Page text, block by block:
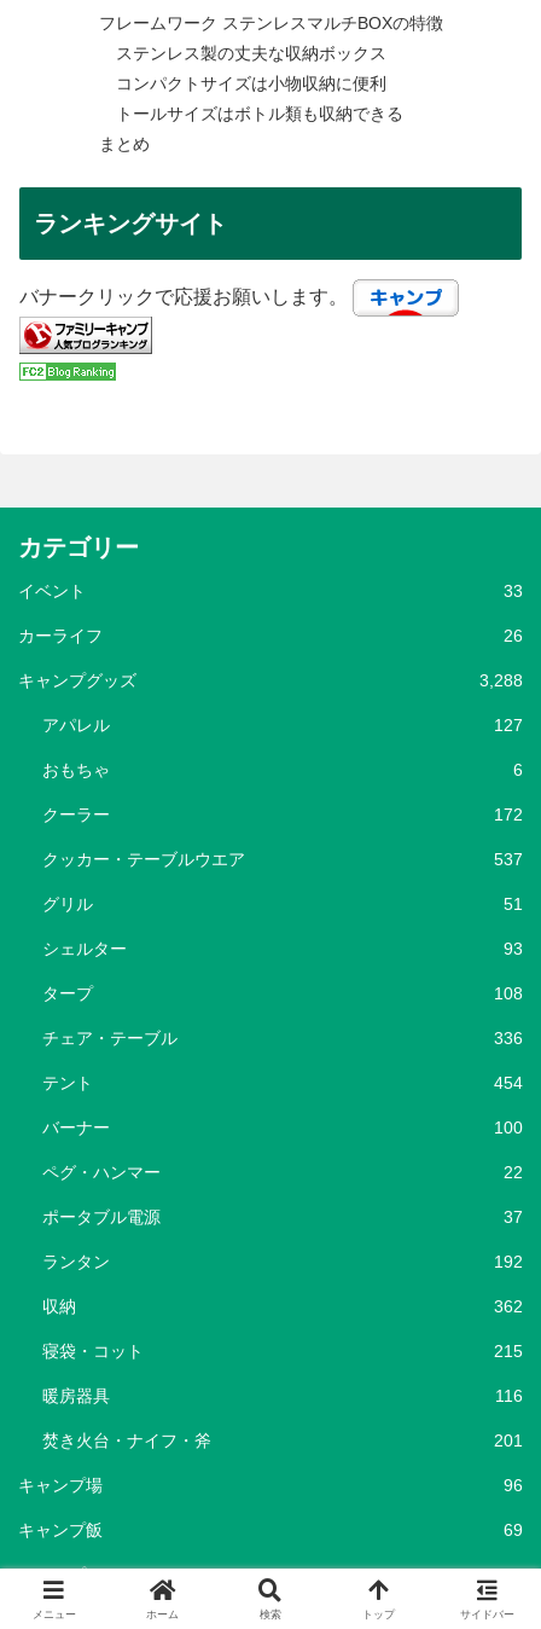
フレームワーク ステンレスマルチBOXの特徴
ステンレス製の丈夫な収納ボックス
コンパクトサイズは小物収納に便利
トールサイズはボトル類も収納できる
まとめ
ランキングサイト
バナークリックで応援お願いします。
カテゴリー
イベント 33
カーライフ 26
キャンプグッズ 3,288
アパレル 127
おもちゃ 6
クーラー 172
クッカー・テーブルウエア 537
グリル 51
シェルター 93
タープ 108
チェア・テーブル 336
テント 454
バーナー 100
ペグ・ハンマー 22
ポータブル電源 37
ランタン 192
収納 362
寝袋・コット 215
暖房器具 116
焚き火台・ナイフ・斧 201
キャンプ場 96
キャンプ飯 69
ショップ 25
セール情報 786
メニュー ホーム 検索 トップ サイドバー